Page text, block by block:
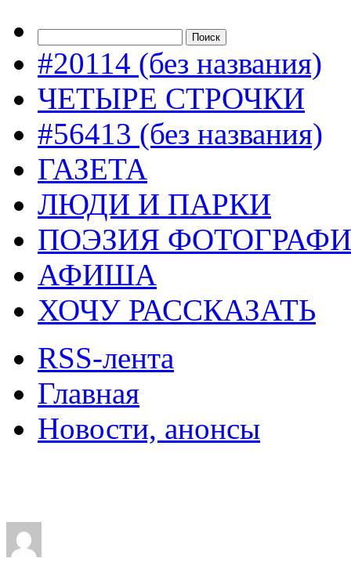
#20114 (без названия)
ЧЕТЫРЕ СТРОЧКИ
#56413 (без названия)
ГАЗЕТА
ЛЮДИ И ПАРКИ
ПОЭЗИЯ
АФИША
ХОЧУ РАССКАЗАТЬ
RSS-лента
Главная
Новости, анонсы